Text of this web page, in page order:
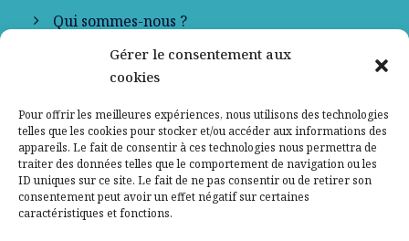
Gérer le consentement aux
cookies
Pour offrir les meilleures expériences, nous utilisons des technologies
telles que les cookies pour stocker et/ou accéder aux informations des
appareils. Le fait de consentir à ces technologies nous permettra de
traiter des données telles que le comportement de navigation ou les
ID uniques sur ce site. Le fait de ne pas consentir ou de retirer son
consentement peut avoir un effet négatif sur certaines
caractéristiques et fonctions.
Qui sommes-nous ?
Contactez-nous
Mentions légales
Politique de confidentialité